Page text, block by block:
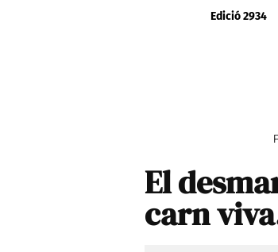
Edició 2934
El
carn